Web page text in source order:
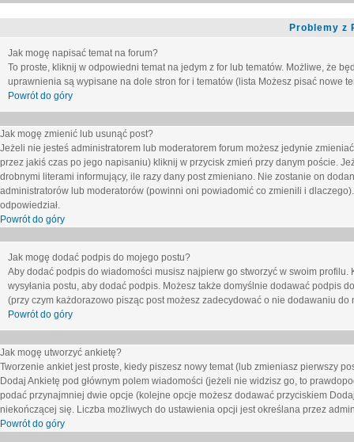
Problemy z
Jak mogę napisać temat na forum?
To proste, kliknij w odpowiedni temat na jedym z for lub tematów. Możliwe, że
uprawnienia są wypisane na dole stron for i tematów (lista Możesz pisać nowe
Powrót do góry
Jak mogę zmienić lub usunąć post?
Jeżeli nie jesteś administratorem lub moderatorem forum możesz jedynie
przez jakiś czas po jego napisaniu) kliknij w przycisk zmień przy danym poście.
drobnymi literami informujący, ile razy dany post zmieniano. Nie zostanie on
administratorów lub moderatorów (powinni oni powiadomić co zmienili i
odpowiedział.
Powrót do góry
Jak mogę dodać podpis do mojego postu?
Aby dodać podpis do wiadomości musisz najpierw go stworzyć w swoim
wysyłania postu, aby dodać podpis. Możesz także domyślnie dodawać podpis
(przy czym każdorazowo pisząc post możesz zadecydować o nie dodawaniu
Powrót do góry
Jak mogę utworzyć ankietę?
Tworzenie ankiet jest proste, kiedy piszesz nowy temat (lub zmieniasz pierwszy
Dodaj Ankietę pod głównym polem wiadomości (jeżeli nie widzisz go, to
podać przynajmniej dwie opcje (kolejne opcje możesz dodawać przyciskiem
niekończącej się. Liczba możliwych do ustawienia opcji jest określana przez
Powrót do góry